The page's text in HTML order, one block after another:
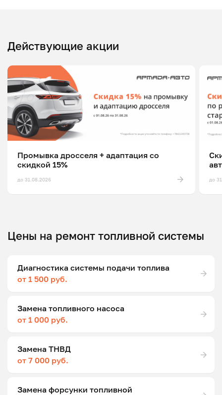
Действующие акции
Промывка дросселя + адаптация со
скидкой 15%
до 31.08.2026 до
Цены на ремонт топливной системы
Диагностика системы подачи топлива
от 1 500 руб.
Замена топливного насоса
от 1 000 руб.
Замена ТНВД
от 7 000 руб.
Замена форсунки топливной